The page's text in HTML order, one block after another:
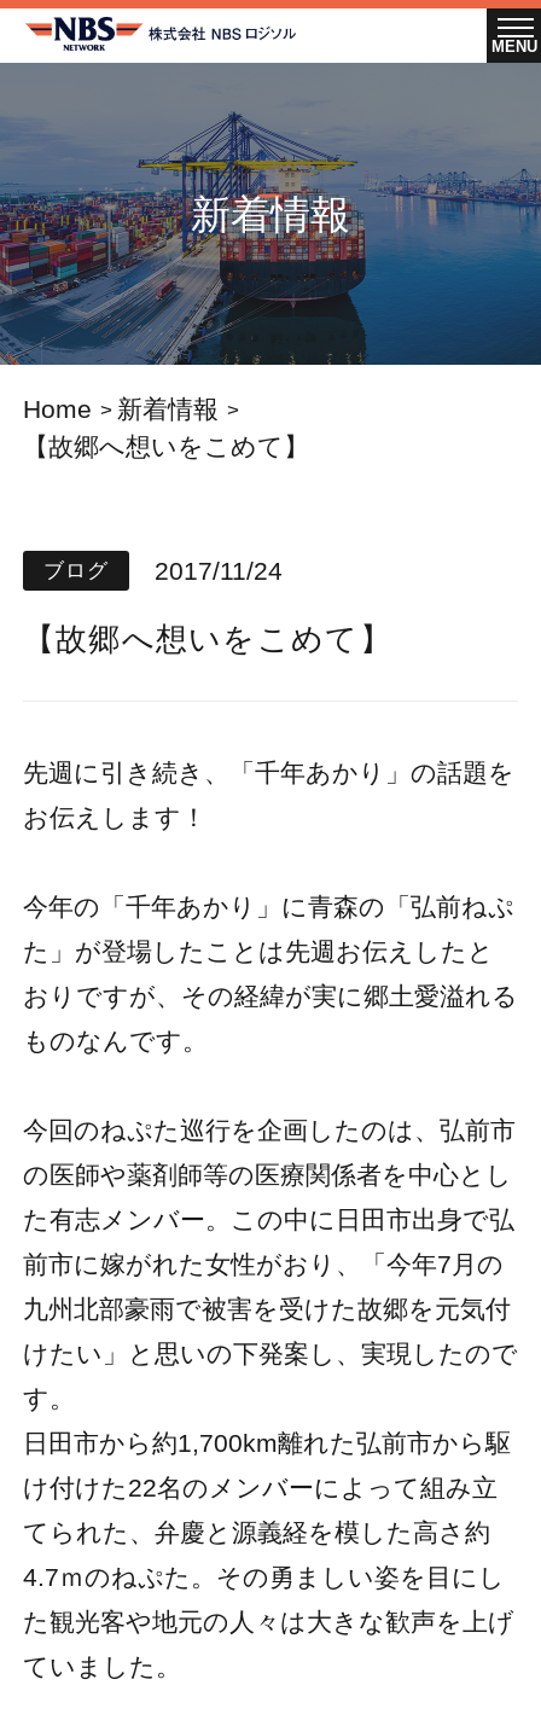
新着情報
Home
新着情報
【故郷へ想いをこめて】
ブログ 2017/11/24
【故郷へ想いをこめて】
先週に引き続き、「千年あかり」の話題を
お伝えします！
今年の「千年あかり」に青森の「弘前ねぷ
た」が登場したことは先週お伝えしたと
おりですが、その経緯が実に郷土愛溢れる
ものなんです。
今回のねぷた巡行を企画したのは、弘前市
の医師や薬剤師等の医療関係者を中心とし
た有志メンバー。この中に日田市出身で弘
前市に嫁がれた女性がおり、「今年7月の
九州北部豪雨で被害を受けた故郷を元気付
けたい」と思いの下発案し、実現したので
す。
日田市から約1,700km離れた弘前市から駆
け付けた22名のメンバーによって組み立
てられた、弁慶と源義経を模した高さ約
4.7ｍのねぷた。その勇ましい姿を目にし
た観光客や地元の人々は大きな歓声を上げ
ていました。